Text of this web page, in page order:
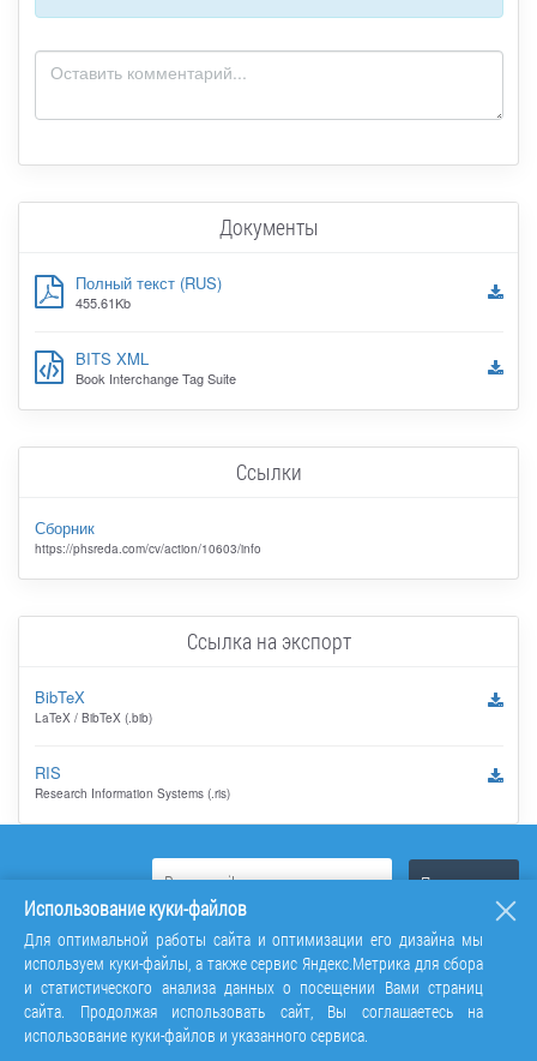
Документы
Полный текст (RUS)
455.61Kb
BITS XML
Book Interchange Tag Suite
Ссылки
Сборник
https://phsreda.com/cv/action/10603/info
Ссылка на экспорт
BibTeX
LaTeX / BibTeX (.bib)
RIS
Research Information Systems (.ris)
Использование куки-файлов
Для оптимальной работы сайта и оптимизации его дизайна мы
используем куки-файлы, а также сервис Яндекс.Метрика для сбора
и статистического анализа данных о посещении Вами страниц
сайта. Продолжая использовать сайт, Вы соглашаетесь на
использование куки-файлов и указанного сервиса.